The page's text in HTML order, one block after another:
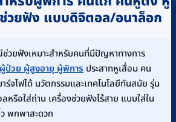
วยฟัง แบบดิจิตอล/อนาล็อก
วยฟังเหมาะสำหรับคนที่มีปัญหาทางการ
วย ผู้สูงอายุ ผู้พิการ ประสาทหูเสื่อม คน
จไฟได้ นวัตกรรมและเทคโนโลยีทันสมัย รุ่น
รือใส่ถ่าน เครื่องช่วยฟังไร้สาย แบบใส่ใน
พกพาสะดวก